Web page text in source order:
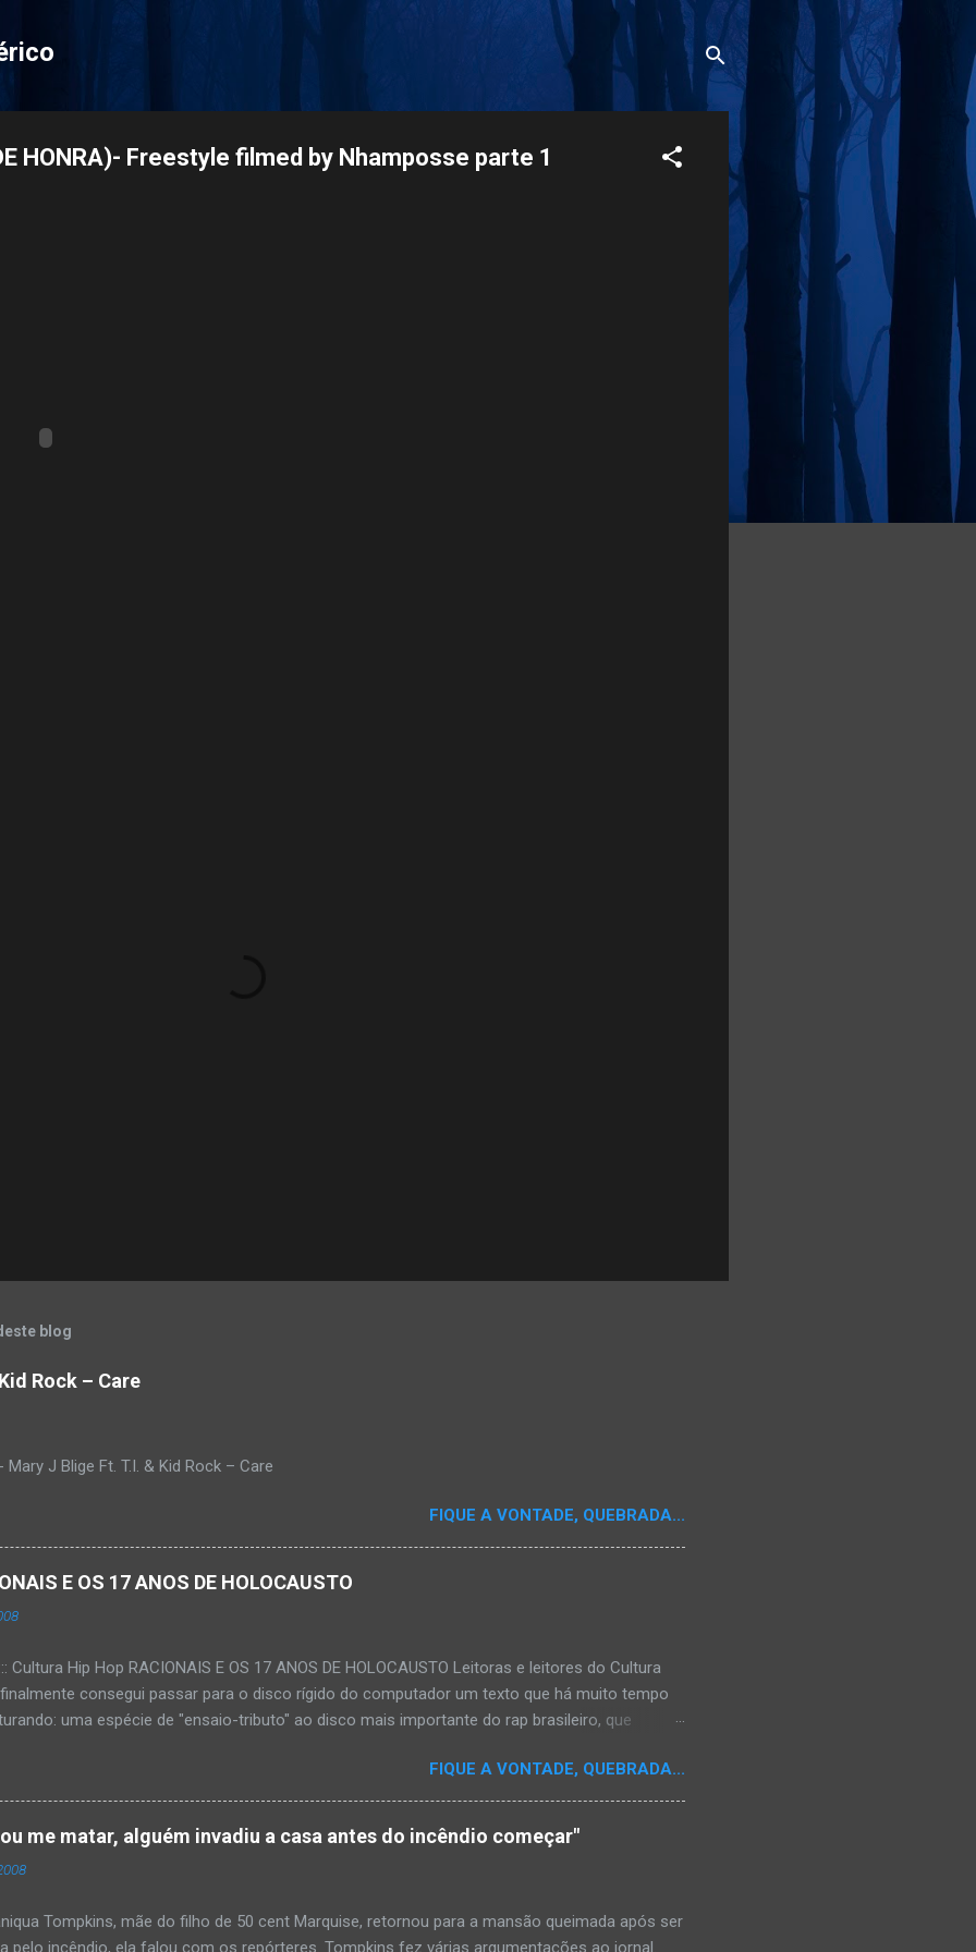
HONRA)- Freestyle filmed by Nhamposse parte 1
blog
Rock – Care
Mary J Blige Ft. T.I. & Kid Rock – Care
FIQUE A VONTADE, QUEBRADA...
E OS 17 ANOS DE HOLOCAUSTO
Cultura Hip Hop RACIONAIS E OS 17 ANOS DE HOLOCAUSTO Leitoras e leitores do Cultura
consegui passar para o disco rígido do computador um texto que há muito tempo
uma espécie de "ensaio-tributo" ao disco mais importante do rap brasileiro, que
costume, uma pequena digressão. É muito disseminada em nosso país a crença de que o
tem memória. Fala-se muito por aí que não cultuamos nossos antepassados nem nossa
sociocultural. No que diz respeito ao hip-hop, cabe a nós, formadores de opinião
responsáveis, tentar mudar essa trajetória de descaso e esquecimento. Assim, o sítio
Hop tornou-se mais um dos espaços de preservação e disseminação da rica história do
FIQUE A VONTADE, QUEBRADA...
me matar, alguém invadiu a casa antes do incêndio começar"
Tompkins, mãe do filho de 50 cent Marquise, retornou para a mansão queimada após ser
pelo incêndio, ela falou com os repórteres. Tompkins fez várias argumentações ao jornal.